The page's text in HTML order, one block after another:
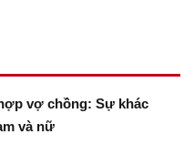
vợ chồng: Sự khác
và nữ